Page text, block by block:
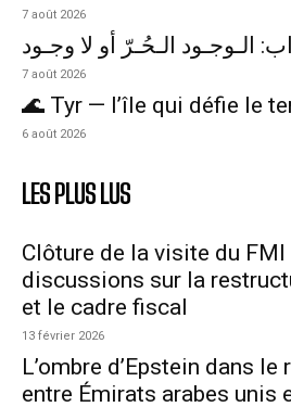
7 août 2026
الـوجـود الـحُـرّ أو لا وجـود
7 août 2026
🌊 Tyr — l’île qui défie le
6 août 2026
LES PLUS LUS
Clôture de la visite du FMI
discussions sur la
et le cadre fiscal
13 février 2026
L’ombre d’Epstein dans
entre Émirats arabes unis